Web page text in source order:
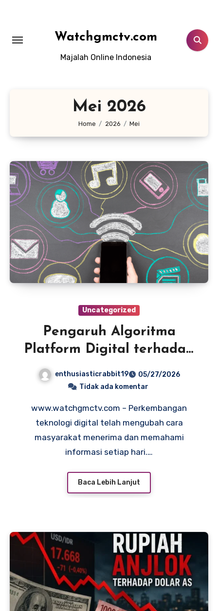
Watchgmctv.com
Majalah Online Indonesia
Mei 2026
Home 2026 Mei
Uncategorized
Pengaruh Algoritma
Platform Digital terhadap
Popularitas Berita
Trending Harian
enthusiasticrabbit19
05/27/2026
Tidak ada komentar
www.watchgmctv.com – Perkembangan
teknologi digital telah mengubah cara
masyarakat menerima dan memahami
informasi setiap hari.…
Baca Lebih Lanjut